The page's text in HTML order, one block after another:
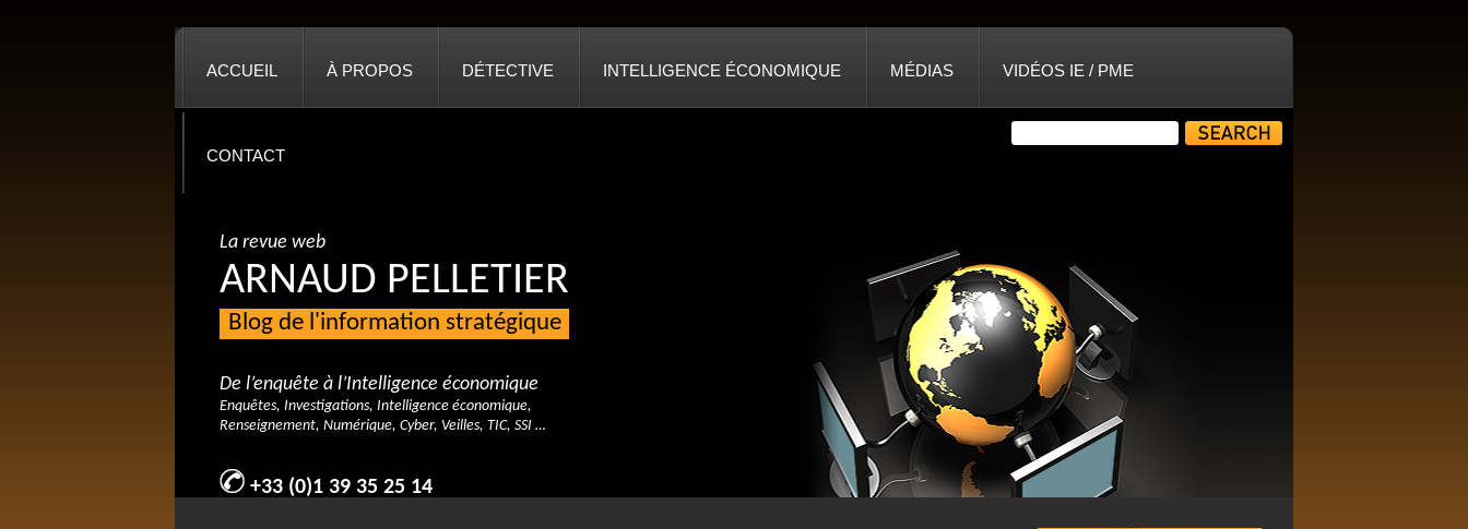
ACCUEIL À PROPOS DÉTECTIVE INTELLIGENCE ÉCONOMIQUE MÉDIAS VIDÉOS IE / PME
CONTACT
La revue web
ARNAUD PELLETIER
Blog de l'information stratégique
De l’enquête à l’Intelligence économique
Enquêtes, Investigations, Intelligence économique,
Renseignement, Numérique, Cyber, Veilles, TIC, SSI …
+33 (0)1 39 35 25 14